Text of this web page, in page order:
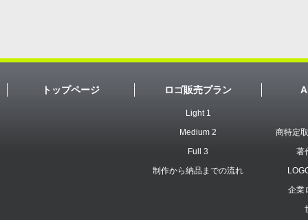
トップページ ロゴ販売プラン
Light 1
Medium 2
Full 3
制作から納品までの流れ
商特定
著
企業